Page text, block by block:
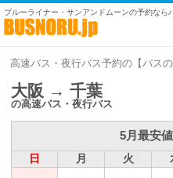
ブルーライナー・サンアンドムーンの予約なら
高速バス・夜行バス予約の【バスの
大阪 → 千葉
の高速バス・夜行バス
5月最安
日
月 火